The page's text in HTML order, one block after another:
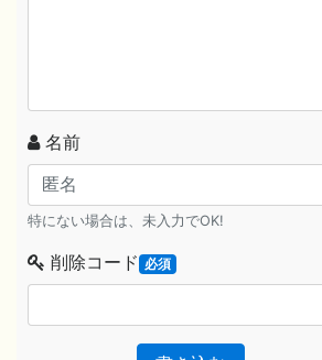
名前
特にない場合は、未入力でOK!
削除コード 必須